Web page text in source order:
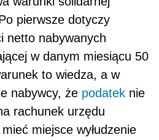
pierwsze dotyczy
netto nabywanych
w danym miesiącu 50
to wiedza, a w
nabywcy, że podatek nie
rachunek urzędu
miejsce wyłudzenie